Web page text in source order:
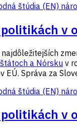
štúdia (EN)
v
a Nórsku v
EÚ. Správa za
štúdia (EN)
v